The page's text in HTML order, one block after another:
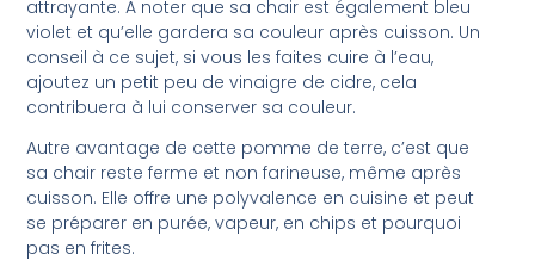
attrayante. A noter que sa chair est également bleu
violet et qu’elle gardera sa couleur après cuisson. Un
conseil à ce sujet, si vous les faites cuire à l’eau,
ajoutez un petit peu de vinaigre de cidre, cela
contribuera à lui conserver sa couleur.
Autre avantage de cette pomme de terre, c’est que
sa chair reste ferme et non farineuse, même après
cuisson. Elle offre une polyvalence en cuisine et peut
se préparer en purée, vapeur, en chips et pourquoi
pas en frites.